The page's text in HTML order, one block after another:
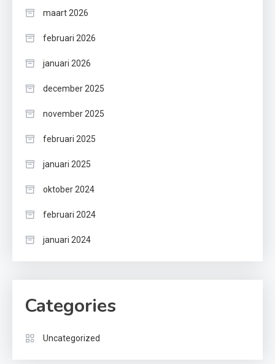
maart 2026
februari 2026
januari 2026
december 2025
november 2025
februari 2025
januari 2025
oktober 2024
februari 2024
januari 2024
Categories
Uncategorized